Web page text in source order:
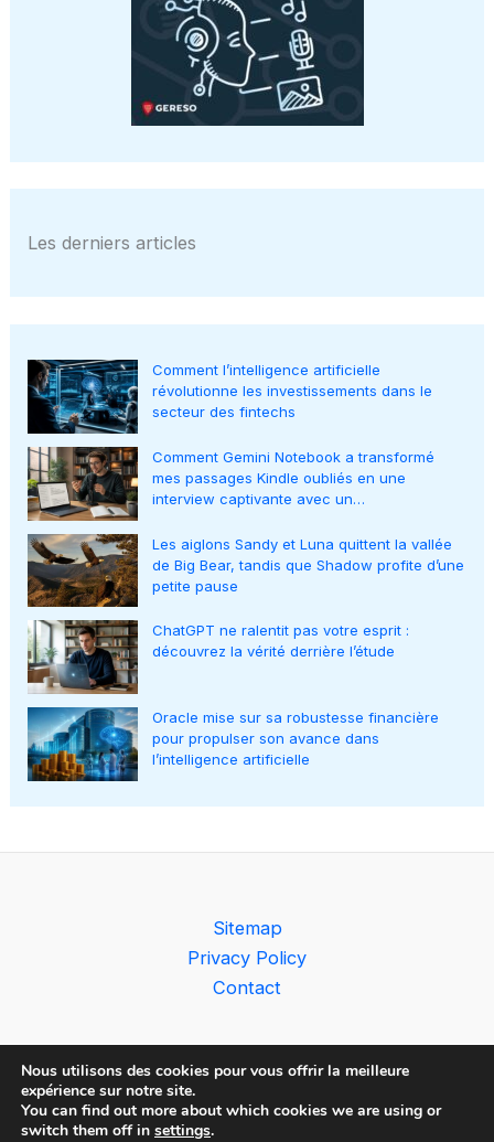
Les derniers articles
Comment l’intelligence artificielle
révolutionne les investissements dans le
secteur des fintechs
Comment Gemini Notebook a transformé
mes passages Kindle oubliés en une
interview captivante avec un…
Les aiglons Sandy et Luna quittent la vallée
de Big Bear, tandis que Shadow profite d’une
petite pause
ChatGPT ne ralentit pas votre esprit :
découvrez la vérité derrière l’étude
Oracle mise sur sa robustesse financière
pour propulser son avance dans
l’intelligence artificielle
Sitemap
Privacy Policy
Contact
Copyright © 2026 The AI Observer
Nous utilisons des cookies pour vous offrir la meilleure
expérience sur notre site.
You can find out more about which cookies we are using or
switch them off in settings.